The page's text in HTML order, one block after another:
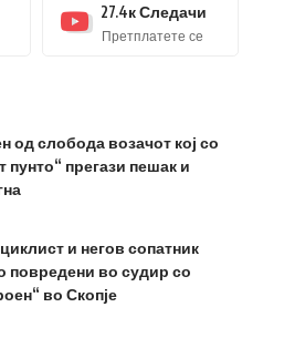
27.4кСледачи
Претплатете се
од слобода возачот кој со
пунто“ прегази пешак и
и негов сопатник
повредени во судир со
во Скопје